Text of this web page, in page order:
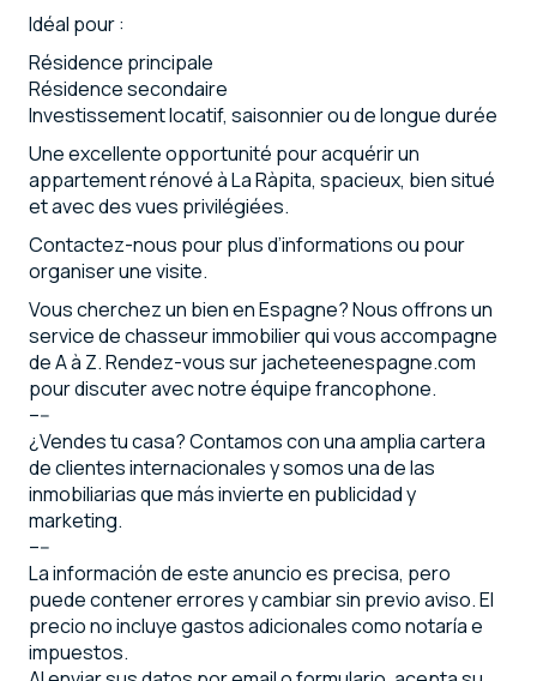
Idéal pour :
Résidence principale
Résidence secondaire
Investissement locatif, saisonnier ou de longue durée
Une excellente opportunité pour acquérir un
appartement rénové à La Ràpita, spacieux, bien situé
et avec des vues privilégiées.
Contactez-nous pour plus d’informations ou pour
organiser une visite.
Vous cherchez un bien en Espagne? Nous offrons un
service de chasseur immobilier qui vous accompagne
de A à Z. Rendez-vous sur jacheteenespagne.com
pour discuter avec notre équipe francophone.
–--
¿Vendes tu casa? Contamos con una amplia cartera
de clientes internacionales y somos una de las
inmobiliarias que más invierte en publicidad y
marketing.
–--
La información de este anuncio es precisa, pero
puede contener errores y cambiar sin previo aviso. El
precio no incluye gastos adicionales como notaría e
impuestos.